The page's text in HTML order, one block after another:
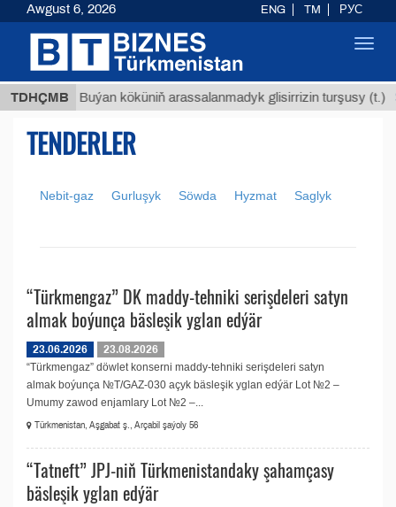
TDHÇMBBuýan köküniň arassalanmadyk glisirrizin turşusy (t.)
TENDERLER
Nebit-gaz Gurluşyk Söwda Hyzmat Saglyk
“Türkmengaz” DK maddy-tehniki serişdeleri satyn
almak boýunça bäsleşik yglan edýär
23.06.2026
23.08.2026
“Türkmengaz” döwlet konserni maddy-tehniki serişdeleri satyn
almak boýunça №T/GAZ-030 açyk bäsleşik yglan edýär Lot №2 –
Umumy zawod enjamlary Lot №2 –...
Türkmenistan, Aşgabat ş., Arçabil şaýoly 56
“Tatneft” JPJ-niň Türkmenistandaky şahamçasy
bäsleşik yglan edýär
Awgust 6, 2026 ENG TM РУС